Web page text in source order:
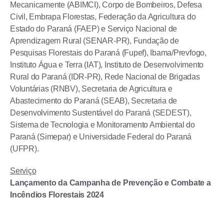
Mecanicamente (ABIMCI), Corpo de Bombeiros, Defesa
Civil, Embrapa Florestas, Federação da Agricultura do
Estado do Paraná (FAEP) e Serviço Nacional de
Aprendizagem Rural (SENAR-PR), Fundação de
Pesquisas Florestais do Paraná (Fupef), Ibama/Prevfogo,
Instituto Água e Terra (IAT), Instituto de Desenvolvimento
Rural do Paraná (IDR-PR), Rede Nacional de Brigadas
Voluntárias (RNBV), Secretaria de Agricultura e
Abastecimento do Paraná (SEAB), Secretaria de
Desenvolvimento Sustentável do Paraná (SEDEST),
Sistema de Tecnologia e Monitoramento Ambiental do
Paraná (Simepar) e Universidade Federal do Paraná
(UFPR).
Serviço
Lançamento da Campanha de Prevenção e Combate a
Incêndios Florestais 2024